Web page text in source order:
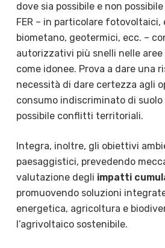
dove sia possibile e non
FER – in particolare fotovoltaici,
biometano, geotermici, ecc. –
autorizzativi più snelli nelle
come idonee. Prova a dare una
necessità di dare certezza agli
consumo indiscriminato di
possibile conflitti territoriali.
Integra, inoltre, gli obiettivi
paesaggistici, prevedendo
valutazione degli impatti
promuovendo soluzioni
energetica, agricoltura e
l’agrivoltaico sostenibile.